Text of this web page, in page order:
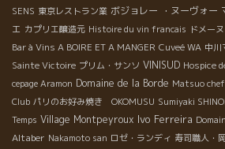
SENS 東京レストラン業 ボジョレー ・ヌーヴォー
エ カプリエ醸造元 Histoire du vin francais ドメー
Bar à Vins A BOIRE ET A MANGER Cuveé WA 中川
Sainte Victoire プリム・サンソ VINISUD Hospice
cepage Aramon Domaine de la Borde Matsuo chef
Club パリのお好み焼き OKOMUSU Sumiyaki
Temps Village Montpeyroux Ivo Ferreira
Altaber Nakamoto san ロゼ・ランディ 寿司職人・